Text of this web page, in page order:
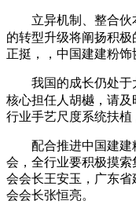
立异机制、整合伙本
的转型升级将阐扬积
正挺，，中国建建粉
我国的成长仍处于大
核心担任人胡樾，请及
行业手艺尺度系统扶植
配合推进中国建建粉
会，全行业要积极摸
会会长王安玉，广东
会会长张恒亮。